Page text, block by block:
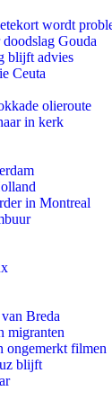
wordt
Gouda
blijft advies
Ceuta
olieroute
in kerk
in Montreal
Breda
migranten
ongemerkt filmen
blijft